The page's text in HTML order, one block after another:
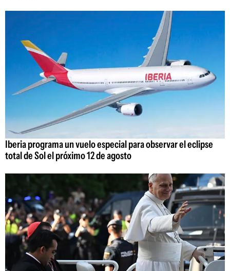
Iberia programa un vuelo especial para observar el eclipse
total de Sol el próximo 12 de agosto